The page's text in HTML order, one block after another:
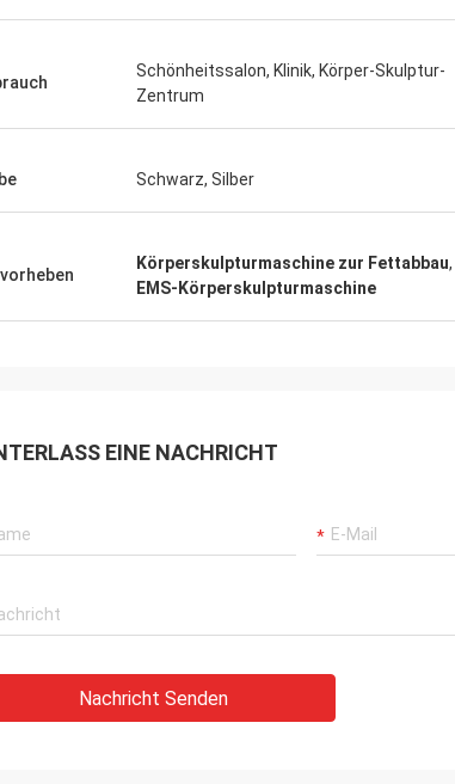
Schönheitssalon, Klinik, Körper-Skulptur-
Zentrum
Schwarz, Silber
Körperskulpturmaschine zur Fettabbau,
EMS-Körperskulpturmaschine
EINE NACHRICHT
Nachricht Senden